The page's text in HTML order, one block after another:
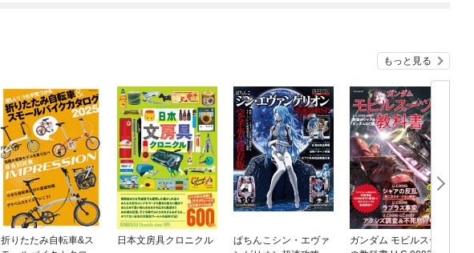
もっと見る
折りたたみ自転車&ス
日本文房具クロニクル
ぱちんこシン・エヴァ
ガンダム モビルスーツ